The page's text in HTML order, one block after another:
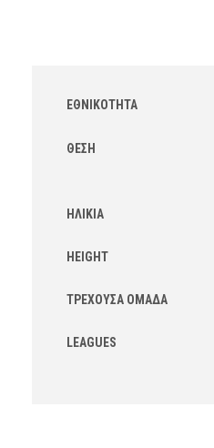
ΕΘΝΙΚΌΤΗΤΑ
ΘΈΣΗ
ΗΛΙΚΊΑ
HEIGHT
ΤΡΈΧΟΥΣΑ ΟΜΆΔΑ
LEAGUES